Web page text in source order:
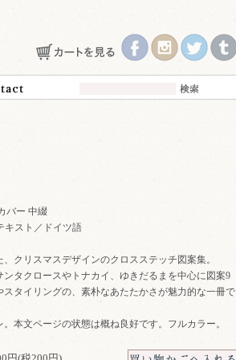
バー 中綴
キスト／ドイツ語
クリスマスデザインのクロスステッチ図案集。
ンタクロースやトナカイ、ゆきだるまを中心に図案9
スタイリングの、素朴なあたたかさが魅力的な一冊で
本文ページの状態は概ね良好です。フルカラー。